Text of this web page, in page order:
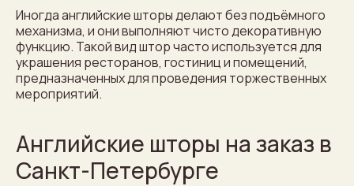
Иногда английские шторы делают без подъёмного
механизма, и они выполняют чисто декоративную
функцию. Такой вид штор часто используется для
украшения ресторанов, гостиниц и помещений,
предназначенных для проведения торжественных
мероприятий.
Английские шторы на заказ в
Санкт-Петербурге